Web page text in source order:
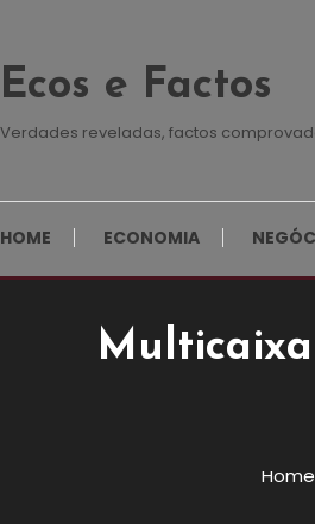
Content
Ecos e Factos
Verdades reveladas, factos
HOME ECONOMIA
Home